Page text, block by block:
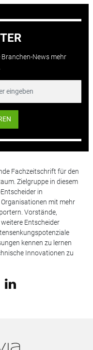
News mehr
Fachzeitschrift für den
Zielgruppe in diesem
in
mit mehr
Vorstände,
Entscheider
kennen zu lernen
Innovationen zu